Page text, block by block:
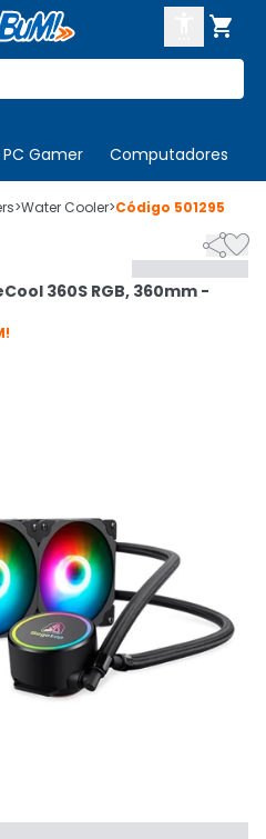

PC Gamer Computadores
SE
>Water Cooler>Código 501295

360S RGB, 360mm -